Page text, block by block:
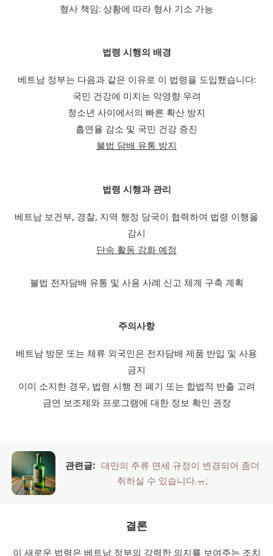
형사 책임: 상황에 따라 형사 기소 가능
법령 시행의 배경
베트남 정부는 다음과 같은 이유로 이 법령을 도입했습니다:
국민 건강에 미치는 악영향 우려
청소년 사이에서의 빠른 확산 방지
흡연율 감소 및 국민 건강 증진
불법 담배 유통 방지
법령 시행과 관리
베트남 보건부, 경찰, 지역 행정 당국이 협력하여 법령 이행을
감시
단속 활동 강화 예정
불법 전자담배 유통 및 사용 사례 신고 체계 구축 계획
주의사항
베트남 방문 또는 체류 외국인은 전자담배 제품 반입 및 사용
금지
이미 소지한 경우, 법령 시행 전 폐기 또는 합법적 반출 고려
금연 보조제와 프로그램에 대한 정보 확인 권장
관련글: 대만의 주류 면세 규정이 변경되어 좀더
취하실 수 있습니다.ㅠ;
결론
이 새로운 법령은 베트남 정부의 강력한 의지를 보여주는 조치